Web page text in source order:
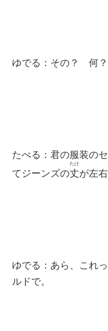
ゆでる：その？ 何
たべる：君の服装の
てジーンズの丈
たけ
が左
ゆでる：あら、これ
ルドで。